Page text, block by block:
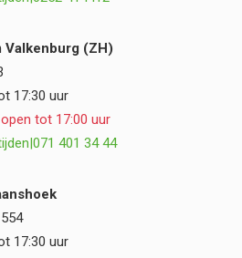
Valkenburg (ZH)
17:30 uur
tot 17:00 uur
|071 401 34 44
17:30 uur